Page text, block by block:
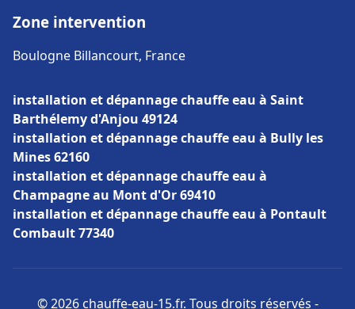
Zone intervention
Boulogne Billancourt, France
installation et dépannage chauffe eau à Saint
Barthélemy d'Anjou 49124
installation et dépannage chauffe eau à Bully les
Mines 62160
installation et dépannage chauffe eau à
Champagne au Mont d'Or 69410
installation et dépannage chauffe eau à Pontault
Combault 77340
© 2026 chauffe-eau-15.fr. Tous droits réservés -